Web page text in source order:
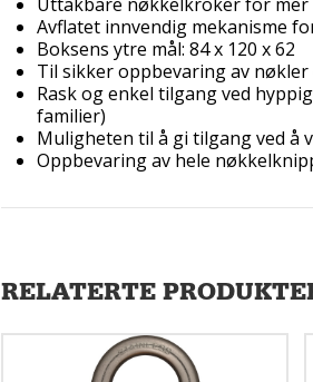
Avflatet innvendig mekanisme
Boksens ytre mål: 84 x 120 x 62
Til sikker oppbevaring av
Rask og enkel tilgang ved
familier)
Muligheten til å gi tilgang ved å
Oppbevaring av hele
RELATERTE